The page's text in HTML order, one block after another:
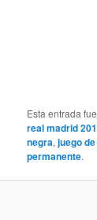
Esta entrada
real madrid
negra,juego
permanente.